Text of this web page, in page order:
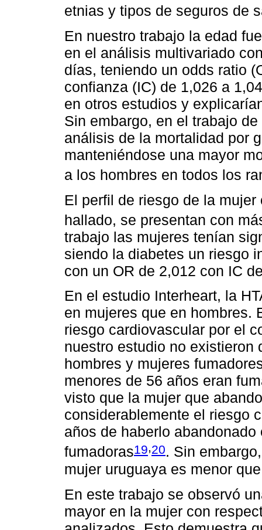
etnias y tipos de seguros de
En nuestro trabajo la edad
en el análisis multivariado
días, teniendo un odds ratio
confianza (IC) de 1,026 a
en otros estudios y
Sin embargo, en el trabajo
análisis de la mortalidad por
manteniéndose una mayor
a los hombres en todos los
El perfil de riesgo de la
hallado, se presentan con
trabajo las mujeres tenían
siendo la diabetes un riesgo
con un OR de 2,012 con IC
En el estudio Interheart, la
en mujeres que en hombres.
riesgo cardiovascular por el
nuestro estudio no
hombres y mujeres
menores de 56 años eran
visto que la mujer que
considerablemente el riesgo
años de haberlo
fumadoras19,20. Sin
mujer uruguaya es menor
En este trabajo se observó
mayor en la mujer con